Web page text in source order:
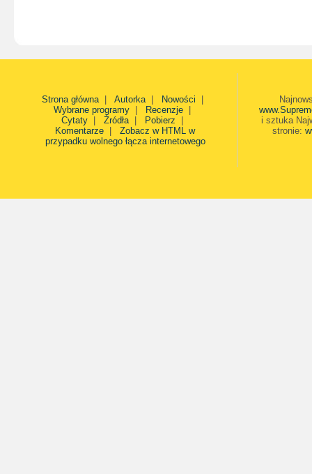
Strona główna| Autorka| Nowości
Wybrane programy
Recenzje
Cytaty
Źródła| Pobierz
Komentarze
Zobacz w HTML w
przypadku wolnego łącza internetowego
i sztuka
stronie: